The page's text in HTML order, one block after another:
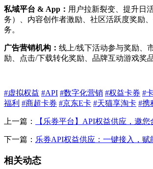
私域平台 & App： 用户拉新裂变、提升日
务）、内容创作者激励、社区活跃度奖励
务。
广告营销机构： 线上/线下活动参与奖励、
励、点击/下载转化奖励、品牌互动游戏奖品
#虚拟权益 #API #数字化营销 #权益卡券 #
福利 #商超卡券 #京东E卡 #天猫享淘卡 #携
上一篇： 【乐券平台】API权益供应，邀您
下一篇： 乐券API权益供应：一键接入，赋
相关动态